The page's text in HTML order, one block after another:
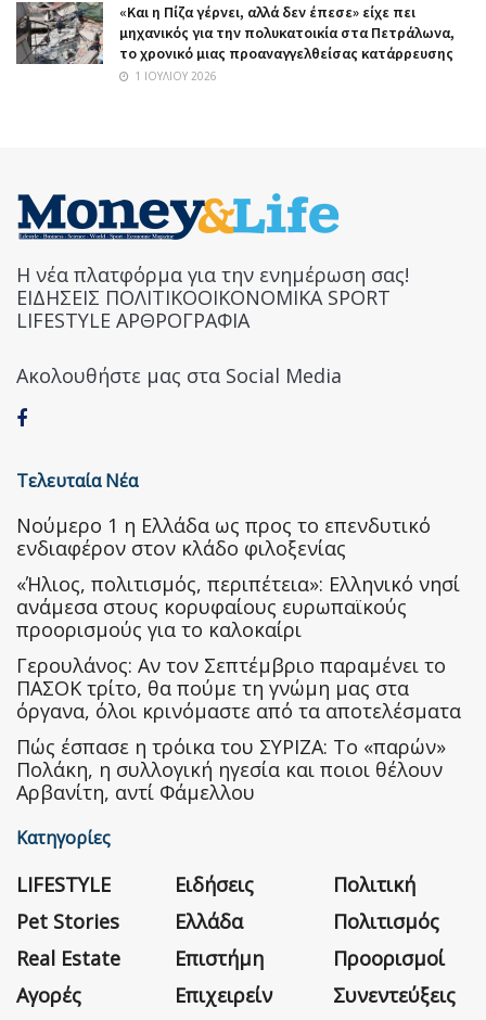
«Και η Πίζα γέρνει, αλλά δεν έπεσε» είχε πει
μηχανικός για την πολυκατοικία στα Πετράλωνα,
το χρονικό μιας προαναγγελθείσας κατάρρευσης
1 ΙΟΥΛΊΟΥ 2026
Η νέα πλατφόρμα για την ενημέρωση σας!
ΕΙΔΗΣΕΙΣ ΠΟΛΙΤΙΚΟΟΙΚΟΝΟΜΙΚΑ SPORT
LIFESTYLE ΑΡΘΡΟΓΡΑΦΙΑ
Ακολουθήστε μας στα Social Media
Τελευταία Νέα
Nούμερο 1 η Ελλάδα ως προς το επενδυτικό
ενδιαφέρον στον κλάδο φιλοξενίας
«Ήλιος, πολιτισμός, περιπέτεια»: Ελληνικό νησί
ανάμεσα στους κορυφαίους ευρωπαϊκούς
προορισμούς για το καλοκαίρι
Γερουλάνος: Αν τον Σεπτέμβριο παραμένει το
ΠΑΣΟΚ τρίτο, θα πούμε τη γνώμη μας στα
όργανα, όλοι κρινόμαστε από τα αποτελέσματα
Πώς έσπασε η τρόικα του ΣΥΡΙΖΑ: Το «παρών»
Πολάκη, η συλλογική ηγεσία και ποιοι θέλουν
Αρβανίτη, αντί Φάμελλου
Κατηγορίες
LIFESTYLE
Pet Stories
Real Estate
Αγορές
Ειδήσεις
Ελλάδα
Επιστήμη
Επιχειρείν
Πολιτική
Πολιτισμός
Προορισμοί
Συνεντεύξεις